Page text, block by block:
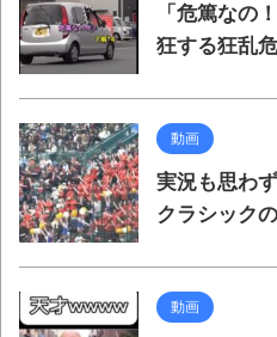
「危篤なの
狂する狂乱
動画
実況も思わ
クラシック
動画